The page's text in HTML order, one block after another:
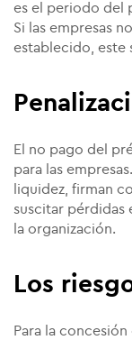
es el periodo del
Si las empresas
establecido, este
El no pago del
para las
liquidez, firman
suscitar pérdidas
la organización.
Los
Para la